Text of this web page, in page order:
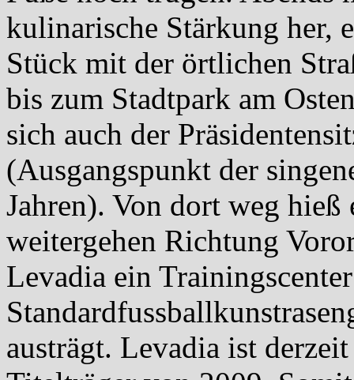
kulinarische Stärkung her,
Stück mit der örtlichen
bis zum Stadtpark am
sich auch der
(Ausgangspunkt der
Jahren). Von dort weg hieß
weitergehen Richtung
Levadia ein
austrägt. Levadia ist